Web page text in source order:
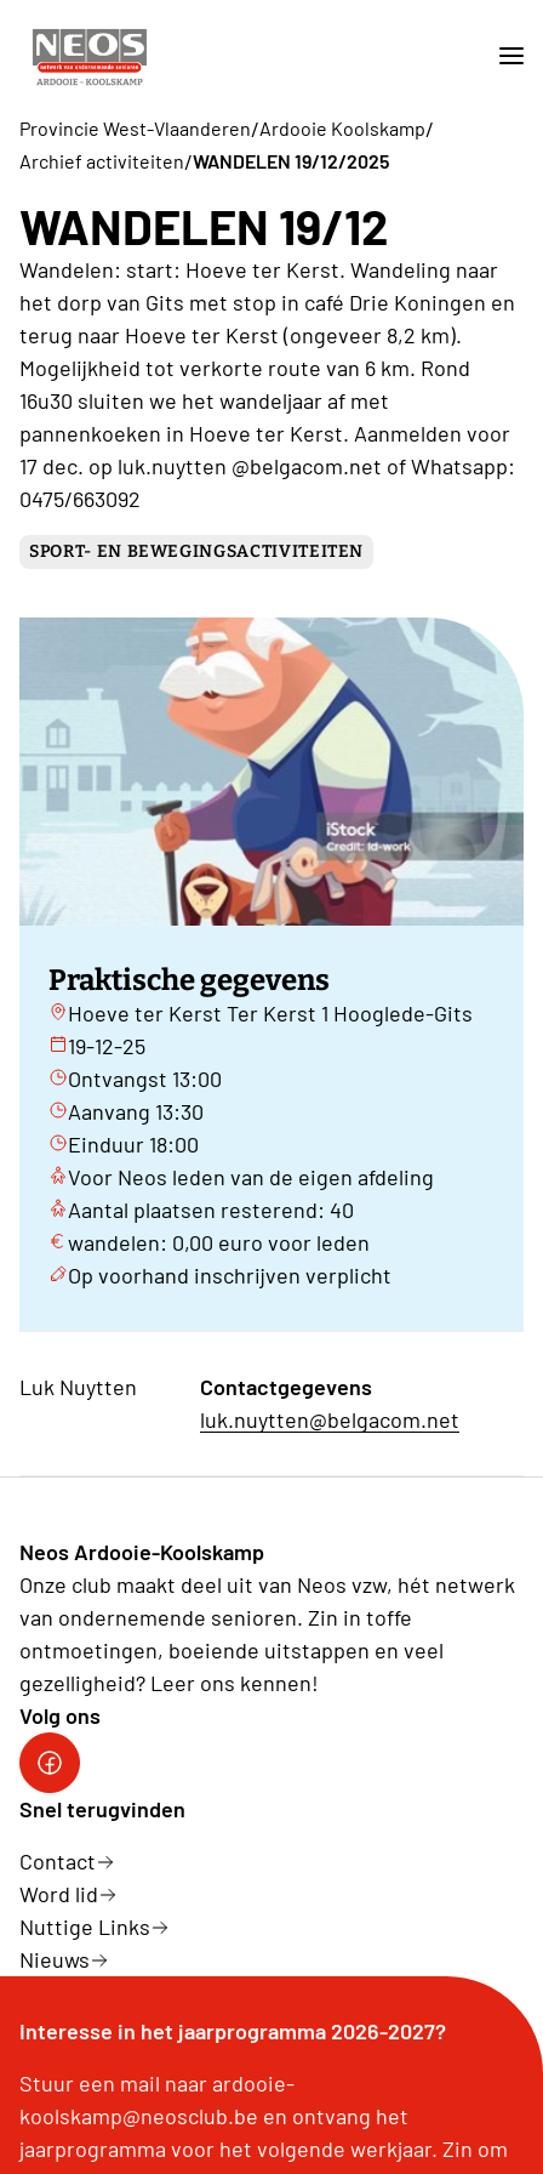
Provincie West-Vlaanderen/Ardooie Koolskamp/
Archief activiteiten/WANDELEN 19/12/2025
WANDELEN 19/12
Wandelen: start: Hoeve ter Kerst. Wandeling naar
het dorp van Gits met stop in café Drie Koningen en
terug naar Hoeve ter Kerst (ongeveer 8,2 km).
Mogelijkheid tot verkorte route van 6 km. Rond
16u30 sluiten we het wandeljaar af met
pannenkoeken in Hoeve ter Kerst. Aanmelden voor
17 dec. op luk.nuytten @belgacom.net of Whatsapp:
0475/663092
SPORT- EN BEWEGINGSACTIVITEITEN
Praktische gegevens
Hoeve ter Kerst Ter Kerst 1 Hooglede-Gits
19-12-25
Ontvangst 13:00
Aanvang 13:30
Einduur 18:00
Voor Neos leden van de eigen afdeling
Aantal plaatsen resterend: 40
wandelen: 0,00 euro voor leden
Op voorhand inschrijven verplicht
Luk Nuytten
Contactgegevens
luk.nuytten@belgacom.net
Neos Ardooie-Koolskamp
Onze club maakt deel uit van Neos vzw, hét netwerk
van ondernemende senioren. Zin in toffe
ontmoetingen, boeiende uitstappen en veel
gezelligheid? Leer ons kennen!
Volg ons
Neos Ardooie-Koolskamp
Snel terugvinden
Contact
Word lid
Nuttige Links
Nieuws
Interesse in het jaarprogramma 2026-2027?
Stuur een mail naar ardooie-
koolskamp@neosclub.be en ontvang het
jaarprogramma voor het volgende werkjaar. Zin om